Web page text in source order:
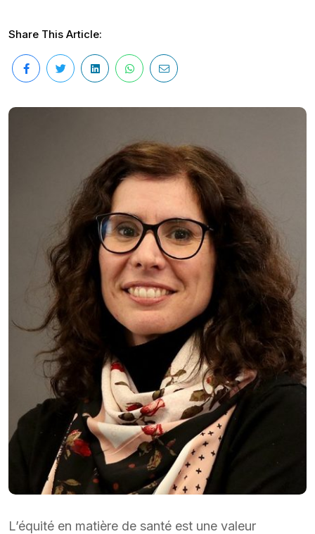
Share This Article:
L’équité en matière de santé est une valeur